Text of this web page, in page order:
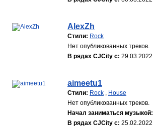
AlexZh
Стили: Rock
Нет опубликованных треков.
В рядах CJCity с: 29.03.2022
aimeetu1
Стили: Rock , House
Нет опубликованных треков.
Начал заниматься музыкой:
В рядах CJCity с: 25.02.2022